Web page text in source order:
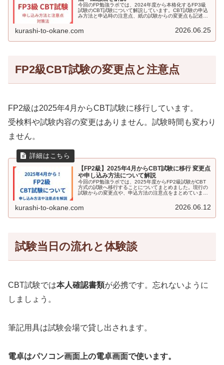
今回のFP勉強ラボでは、2024年度から本格化するFP3級
試験のCBT試験について解説しています。CBT試験の申込
み方法と申込時の注意点、紙の試験からの変更点も記述し
掲載。FP3級のCBT試験の受験を検討している方はぜひ読
んでください。
kurashi-to-okane.com 2026.06.25
FP2級CBT試験の変更点と注意点
FP2級は2025年4月からCBT試験に移行しています。
受検料や試験内容の変更はありません。試験時間も変わり
ません。
【FP2級】2025年4月からCBT試験に移行 変更点
や申し込み方法について解説
今回のFP勉強ラボでは、2025年度からFP2級試験がCBT
方式の試験へ移行することについてまとめました。現行の
試験からの変更点や、申込方法の注意点をまとめていま
級試験の受検を検討している方はぜひ参考にしてくださ
い。
kurashi-to-okane.com 2026.06.12
試験当日の流れと体験談
CBT試験では本人確認書類が必携です。忘れないように
しましょう。
筆記用具は試験会場で貸し出されます。
電卓はパソコン画面上の電卓画面で使います。